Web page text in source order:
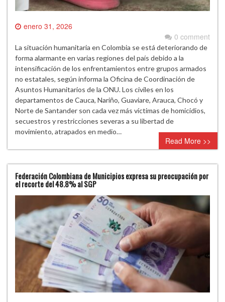
enero 31, 2026
0 comment
La situación humanitaria en Colombia se está deteriorando de
forma alarmante en varias regiones del país debido a la
intensificación de los enfrentamientos entre grupos armados
no estatales, según informa la Oficina de Coordinación de
Asuntos Humanitarios de la ONU. Los civiles en los
departamentos de Cauca, Nariño, Guaviare, Arauca, Chocó y
Norte de Santander son cada vez más víctimas de homicidios,
secuestros y restricciones severas a su libertad de
movimiento, atrapados en medio…
Read More >>
Federación Colombiana de Municipios expresa su preocupación por
el recorte del 48.8% al SGP